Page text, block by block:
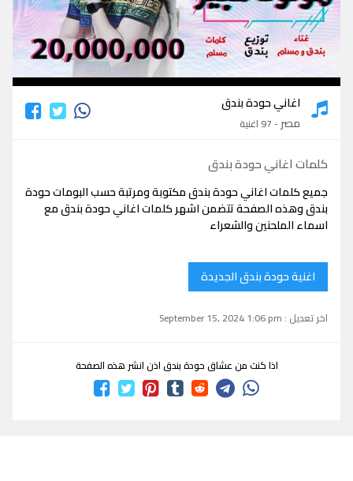
كلمات اغاني حودة بندق
اغاني حودة بندق
مصر- 97 اغنية
كلمات اغاني حودة بندق
جميع كلمات اغاني حودة بندق مكتوبة ومرتبة حسب البومات حودة
بندق وهذه الصفحة تتضمن اشهر كلمات اغاني حودة بندق مع
اسماء الملحنين والشعراء
اغنية حودة بندق الجديدة
اخر تعديل : September 15, 2024 1:06 pm
اذا كنت من عشاق حودة بندق اذن انشر هذه الصفحة